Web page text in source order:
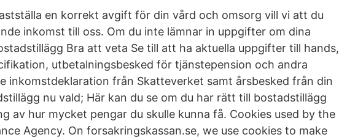
en korrekt avgift för din vård och omsorg vill vi att du
inkomst till oss. Om du inte lämnar in uppgifter om dina
Bra att veta Se till att ha aktuella uppgifter till hands,
utbetalningsbesked för tjänstepension och andra
inkomstdeklaration från Skatteverket samt årsbesked från din
nu vald; Här kan du se om du har rätt till bostadstillägg
av hur mycket pengar du skulle kunna få. Cookies used by the
Agency. On forsakringskassan.se, we use cookies to make